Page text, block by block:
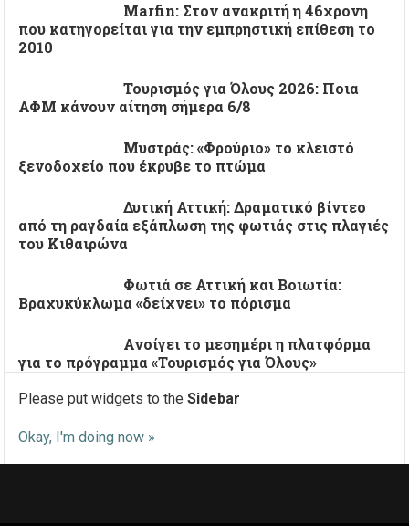
Marfin: Στον ανακριτή η 46χρονη
που κατηγορείται για την εμπρηστική επίθεση το
2010
Τουρισμός για Όλους 2026: Ποια
ΑΦΜ κάνουν αίτηση σήμερα 6/8
Μυστράς: «Φρούριο» το κλειστό
ξενοδοχείο που έκρυβε το πτώμα
Δυτική Αττική: Δραματικό βίντεο
από τη ραγδαία εξάπλωση της φωτιάς στις πλαγιές
του Κιθαιρώνα
Φωτιά σε Αττική και Βοιωτία:
Βραχυκύκλωμα «δείχνει» το πόρισμα
Ανοίγει το μεσημέρι η πλατφόρμα
για το πρόγραμμα «Τουρισμός για Όλους»
Please put widgets to theSidebar
Okay, I'm doing now »